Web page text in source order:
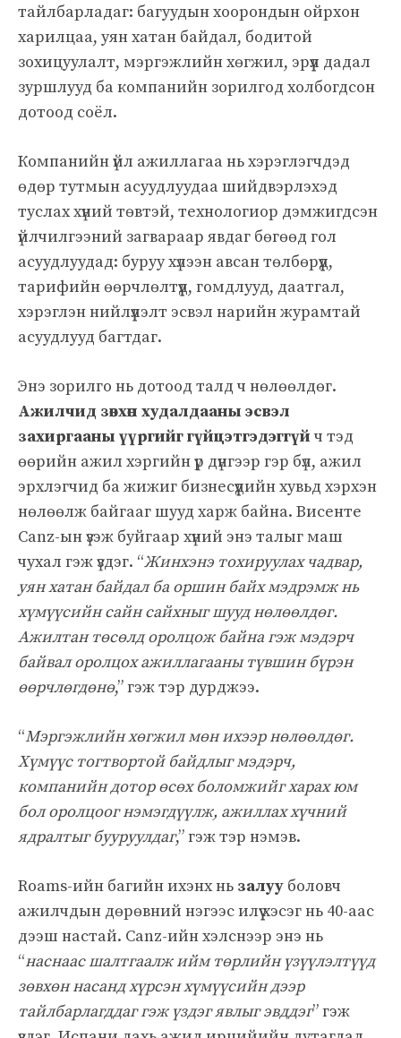
тайлбарладаг: багуудын хоорондын ойрхон
харилцаа, уян хатан байдал, бодитой
зохицуулалт, мэргэжлийн хөгжил, эрүүл дадал
зуршлууд ба компанийн зорилгод холбогдсон
дотоод соёл.
Компанийн үйл ажиллагаа нь хэрэглэгчдэд
өдөр тутмын асуудлуудаа шийдвэрлэхэд
туслах хүний төвтэй, технологиор дэмжигдсэн
үйлчилгээний загвараар явдаг бөгөөд гол
асуудлуудад: буруу хүлээн авсан төлбөрүүд,
тарифийн өөрчлөлтүүд, гомдлууд, даатгал,
хэрэглэн нийлүүлэлт эсвэл нарийн журамтай
асуудлууд багтдаг.
Энэ зорилго нь дотоод талд ч нөлөөлдөг.
Ажилчид зөвхөн худалдааны эсвэл
захиргааны үүргийг гүйцэтгэдэггүй ч тэд
өөрийн ажил хэргийн үр дүнгээр гэр бүл, ажил
эрхлэгчид ба жижиг бизнесүүдийн хувьд хэрхэн
нөлөөлж байгааг шууд харж байна. Висенте
Саnz-ын үзэж буйгаар хүний энэ талыг маш
чухал гэж үздэг. “Жинхэнэ тохируулах чадвар,
уян хатан байдал ба оршин байх мэдрэмж нь
хүмүүсийн сайн сайхныг шууд нөлөөлдөг.
Ажилтан төсөлд оролцож байна гэж мэдэрч
байвал оролцох ажиллагааны түвшин бүрэн
өөрчлөгдөнө,” гэж тэр дурджээ.
“Мэргэжлийн хөгжил мөн ихээр нөлөөлдөг.
Хүмүүс тогтвортой байдлыг мэдэрч,
компанийн дотор өсөх боломжийг харах юм
бол оролцоог нэмэгдүүлж, ажиллах хүчний
ядралтыг бууруулдаг,” гэж тэр нэмэв.
Roams-ийн багийн ихэнх нь залуу боловч
ажилчдын дөрөвний нэгээс илүү хэсэг нь 40-аас
дээш настай. Саnz-ийн хэлснээр энэ нь
“наснаас шалтгаалж ийм төрлийн үзүүлэлтүүд
зөвхөн насанд хүрсэн хүмүүсийн дээр
тайлбарлагддаг гэж үздэг явлыг эвддэг” гэж